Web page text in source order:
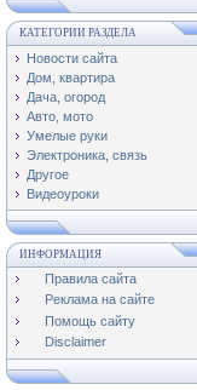
КАТЕГОРИИ РАЗДЕЛА
Новости сайта
Дом, квартира
Дача, огород
Авто, мото
Умелые руки
Электроника, связь
Другое
Видеоуроки
ИНФОРМАЦИЯ
Правила сайта
Реклама на сайте
Помощь сайту
Disclaimer